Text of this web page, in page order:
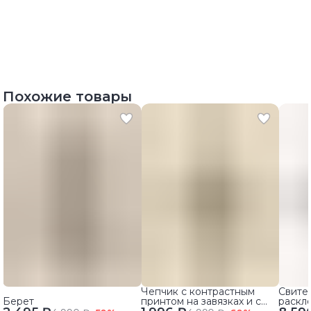
Похожие товары
Берет
Чепчик с контрастным
принтом на завязках и с